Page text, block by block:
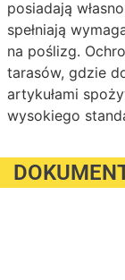
posiadają
spełniają
na poślizg.
tarasów, gdzie
artykułami
wysokiego